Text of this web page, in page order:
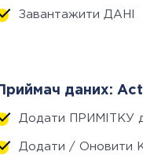
Завантажити ДАНІ
даних:
Додати ПРИМІТКУ
Додати / Оновити